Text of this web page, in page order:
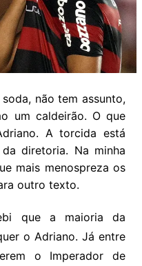
não tem assunto,
um caldeirão. O que
A torcida está
da diretoria. Na minha
mais menospreza os
outro texto.
que a maioria da
o Adriano. Já entre
o Imperador de